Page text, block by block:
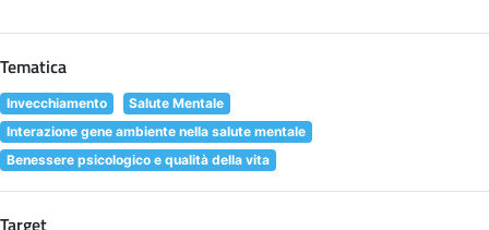
Tematica
Invecchiamento
Salute Mentale
Interazione gene ambiente nella salute mentale
Benessere psicologico e qualità della vita
Target